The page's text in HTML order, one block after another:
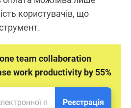
користувачів, що
team collaboration
work productivity by 55%
Реєстрація